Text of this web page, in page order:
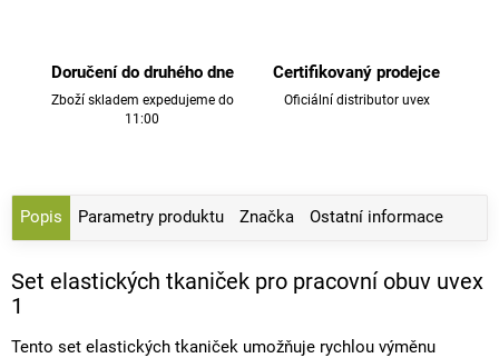
Doručení do druhého dne
Zboží skladem expedujeme do
11:00
Certifikovaný prodejce
Oficiální distributor uvex
Popis Parametry produktu Značka Ostatní informace
Set elastických tkaniček pro pracovní obuv uvex
1
Tento set elastických tkaniček umožňuje rychlou výměnu